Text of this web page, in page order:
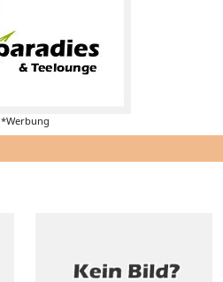
*Werbung